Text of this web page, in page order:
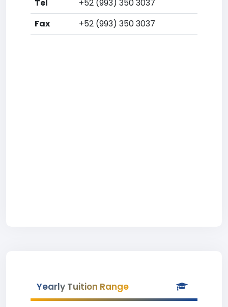
Tel
+52 (993) 350 3037
Fax
+52 (993) 350 3037
Yearly Tuition Range